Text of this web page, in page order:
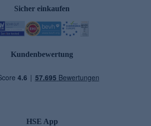
Sicher einkaufen
Kundenbewertung
HSE App